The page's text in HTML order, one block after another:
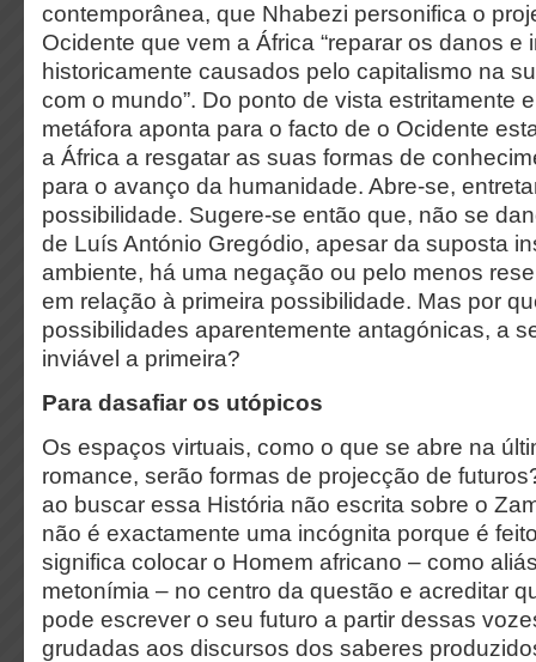
contemporânea, que Nhabezi personifica o
Ocidente que vem a África “reparar os danos e
historicamente causados pelo capitalismo na
com o mundo”. Do ponto de vista estritamente
metáfora aponta para o facto de o Ocidente
a África a resgatar as suas formas de
para o avanço da humanidade. Abre-se,
possibilidade. Sugere-se então que, não se
de Luís António Gregódio, apesar da suposta
ambiente, há uma negação ou pelo menos
em relação à primeira possibilidade. Mas por
possibilidades aparentemente antagónicas, a
inviável a primeira?
Para dasafiar os utópicos
Os espaços virtuais, como o que se abre na
romance, serão formas de projecção de
ao buscar essa História não escrita sobre o
não é exactamente uma incógnita porque é
significa colocar o Homem africano – como
metonímia – no centro da questão e acreditar
pode escrever o seu futuro a partir dessas
grudadas aos discursos dos saberes